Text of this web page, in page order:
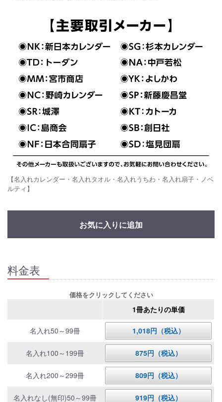
【名入れカレンダー・名入れタオル・名入れうちわ・名入れ扇子・ノベ
ルティ】
お気に入りに追加
料金表
価格をクリックしてください
1冊あたりの単価
名入れ50～99冊 1,018円（税込）
名入れ100～199冊 875円（税込）
名入れ200～299冊 809円（税込）
名入れなし(無印)50～99冊 919円（税込）